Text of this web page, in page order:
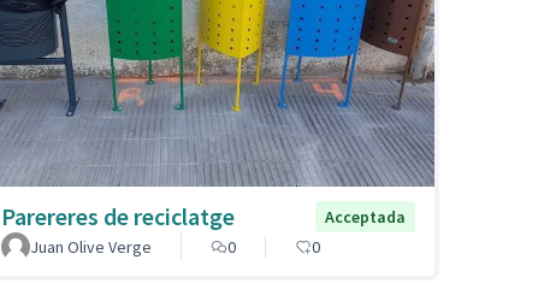
Parereres de reciclatge
Acceptada
Juan Olive Verge
0 0